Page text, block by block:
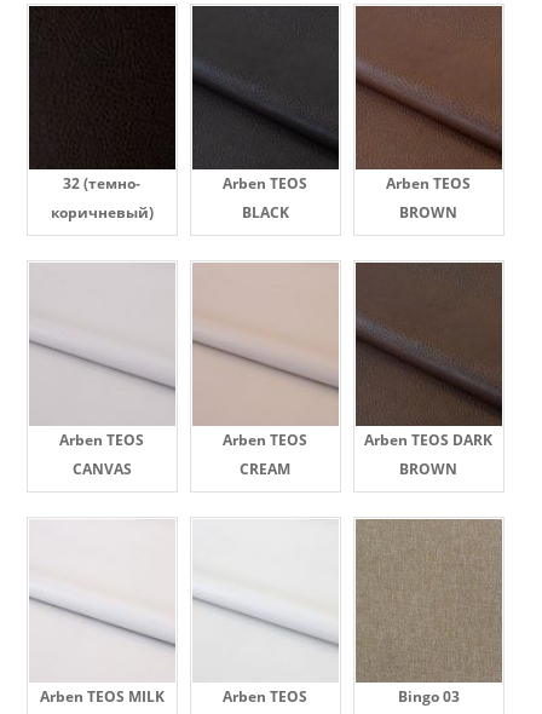
32 (темно-
коричневый)
Arben TEOS
BLACK
Arben TEOS
BROWN
Arben TEOS
CANVAS
Arben TEOS
CREAM
Arben TEOS DARK
BROWN
Arben TEOS MILK
Arben TEOS
Bingo 03